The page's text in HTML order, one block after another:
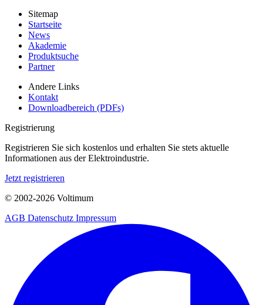
Sitemap
Startseite
News
Akademie
Produktsuche
Partner
Andere Links
Kontakt
Downloadbereich (PDFs)
Registrierung
Registrieren Sie sich kostenlos und erhalten Sie stets aktuelle
Informationen aus der Elektroindustrie.
Jetzt registrieren
© 2002-2026 Voltimum
AGB Datenschutz Impressum